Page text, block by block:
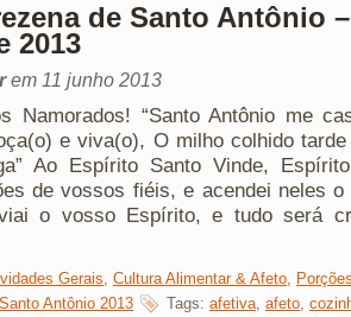
de Santo Antônio
2013
em 11 junho 2013
Namorados! “Santo Antônio me
e viva(o), O milho colhido
Ao Espírito Santo Vinde,
de vossos fiéis, e acendei neles o
o vosso Espírito, e tudo será
Gerais, Cultura Alimentar & Afeto,
Santo Antônio 2013 Tags: afetiva afeto